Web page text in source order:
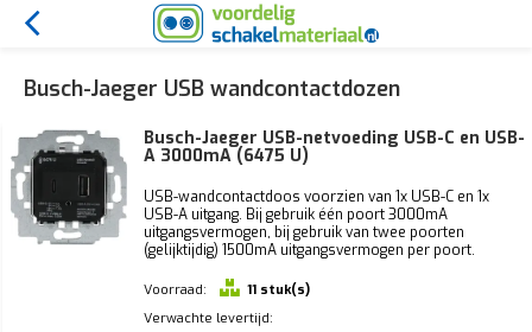
Busch-Jaeger USB wandcontactdozen
Busch-Jaeger USB-netvoeding USB-C en USB-
A 3000mA (6475 U)
USB-wandcontactdoos voorzien van 1x USB-C en 1x
USB-A uitgang. Bij gebruik één poort 3000mA
uitgangsvermogen, bij gebruik van twee poorten
(gelijktijdig) 1500mA uitgangsvermogen per poort.
Voorraad:
11 stuk(s)
Verwachte levertijd: